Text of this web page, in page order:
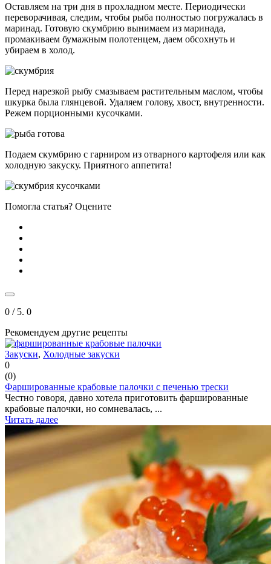
Оставляем на три дня в прохладном месте. Периодически
переворачивая, следим, чтобы рыба полностью погружалась в
маринад. Готовую скумбрию вынимаем из маринада,
промакиваем бумажным полотенцем, даем обсохнуть и
убираем в холод.
Перед нарезкой рыбу смазываем растительным маслом, чтобы
шкурка была глянцевой. Удаляем голову, хвост, внутренности.
Режем порционными кусочками.
Подаем скумбрию с гарниром из отварного картофеля или как
холодную закуску. Приятного аппетита!
Помогла статья? Оцените
0 / 5. 0
Рекомендуем другие рецепты
Закуски, Холодные закуски
0
(0)
Фаршированные крабовые палочки с печенью трески
Честно говоря, давно хотела приготовить фаршированные
крабовые палочки, но сомневалась, ...
Читать далее